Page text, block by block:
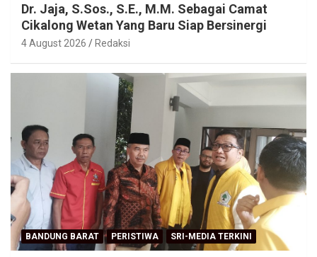
Dr. Jaja, S.Sos., S.E., M.M. Sebagai Camat
Cikalong Wetan Yang Baru Siap Bersinergi
4 August 2026 Redaksi
BANDUNG BARAT PERISTIWA SRI-MEDIA TERKINI